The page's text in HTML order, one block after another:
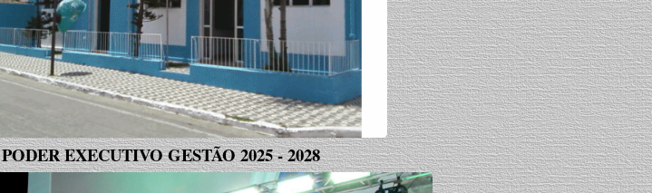
PODER EXECUTIVO GESTÃO 2025 - 2028